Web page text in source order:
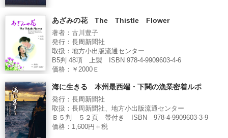
あざみの花 The Thistle Flower
著者：古川豊子
発行：長周新聞社
取扱：地方小出版流通センター
B5判 48項 上製 ISBN 978-4-9909603-4-6
価格：￥2000Ｅ
海に生きる 本州最西端・下関の漁業密着ルポ
発行：長周新聞社
取扱：長周新聞社、地方小出版流通センター
Ｂ５判 ５２頁 帯付き ISBN 978-4-9909603-3-9
価格：1,600円＋税